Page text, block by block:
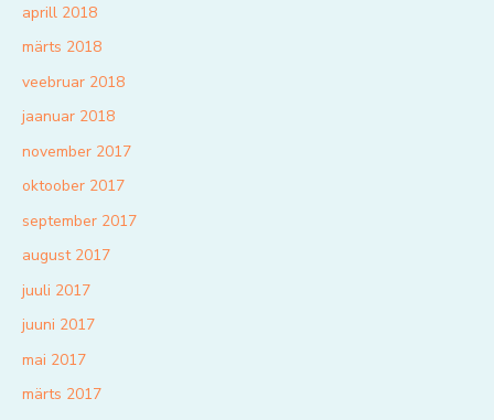
aprill 2018
märts 2018
veebruar 2018
jaanuar 2018
november 2017
oktoober 2017
september 2017
august 2017
juuli 2017
juuni 2017
mai 2017
märts 2017